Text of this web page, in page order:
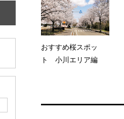
おすすめ桜スポッ
ト 小川エリア編